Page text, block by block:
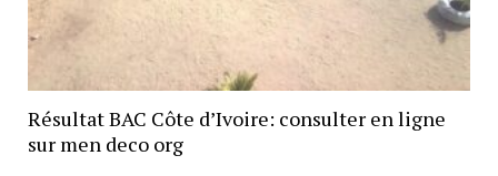
Résultat BAC Côte d’Ivoire: consulter en ligne
sur men deco org